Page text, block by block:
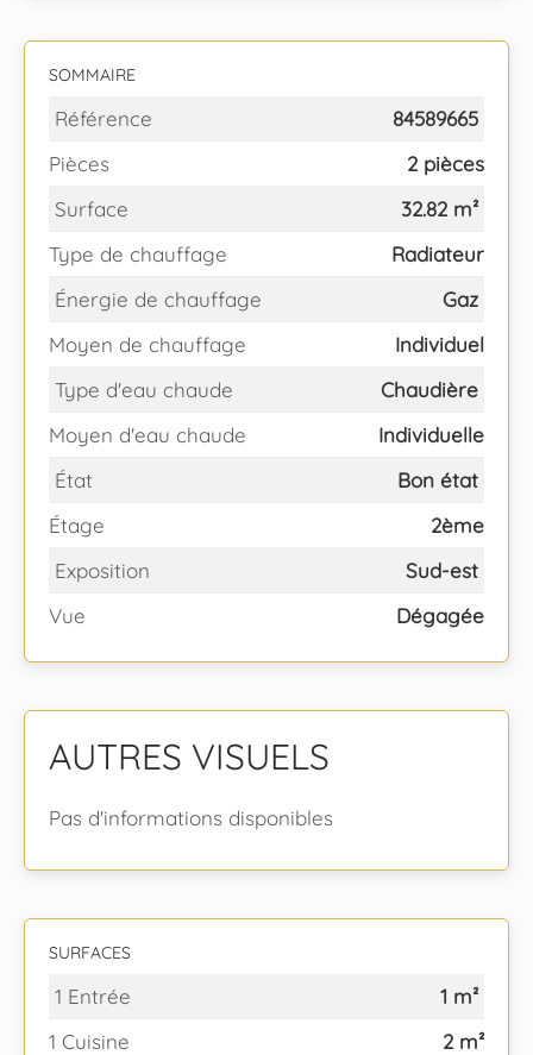
SOMMAIRE
Référence
84589665
Pièces
2 pièces
Surface
32.82 m²
Type de chauffage
Radiateur
Énergie de chauffage
Gaz
Moyen de chauffage
Individuel
Type d'eau chaude
Chaudière
Moyen d'eau chaude
Individuelle
État
Bon état
Étage
2ème
Exposition
Sud-est
Vue
Dégagée
AUTRES VISUELS
Pas d'informations disponibles
SURFACES
1 Entrée
1 m²
1 Cuisine
2 m²